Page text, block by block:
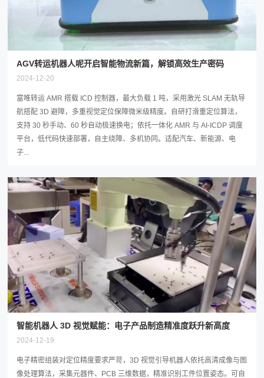
AGV转运机器人呢开启智能物流新篇，解锁高效生产密码
2024-12-20
富唯转运 AMR 搭载 ICD 控制器，最大负载 1 吨，采用激光 SLAM 无轨导
航搭配 3D 避障，多重视觉定位保障微米级精度。自研打滑重定位算法，
支持 30 秒手动、60 秒自动极速换电；依托一体化 AMR 与 AI-ICDP 调度
平台，低代码快速部署，自主绕障、多机协同。适配汽车、新能源、电
子...
智能机器人 3D 视觉赋能：电子产品制造精准度跃升新高度
2024-12-19
电子精密组装对定位精度要求严苛，3D 视觉引导机器人依托高清成像与图
像处理算法，采集元器件、PCB 三维数据，精准识别工件位置姿态。可自